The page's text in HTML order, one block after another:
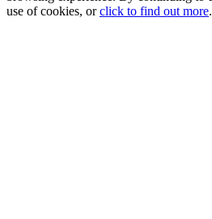
use of cookies, orclick to find out more.